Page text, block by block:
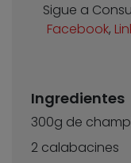
Sigue a
Facebook,
Ingredientes
300g de
2 calabacines